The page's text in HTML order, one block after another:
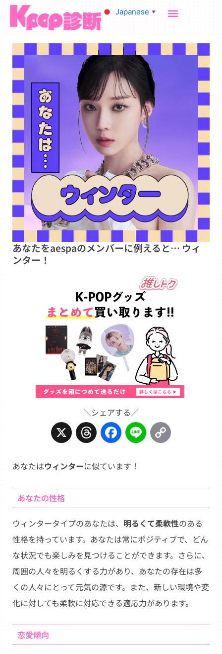
Japanese ▼
あなたをaespaのメンバーに例えると… ウィ
ンター！
＼シェアする／
X
ThreadsFacebook
Line
あなたはウィンターに似ています！
あなたの性格
ウィンタータイプのあなたは、 明るくて柔軟性のある
性格を持っています。あなたは常にポジティブで、どん
な状況でも楽しみを見つけることができます。さらに、
周囲の人々を明るくする力があり、あなたの存在は多
くの人々にとって元気の源です。また、新しい環境や変
化に対しても柔軟に対応できる適応力があります。
恋愛傾向